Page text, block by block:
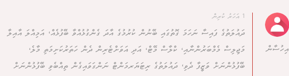
އިހުސާން
1 އަހަރު ކުރިން
ދައުލަތުގެ ފައިސާ ނަހަމަ ގޮތުގައި ބޭނުން ކުރުމުގެ އާދަ ގެންގުޅުއްވާ ބޭފުޅެއް، އަމިއްލަ އާއިލާ
މަޖިލިސް މެމްބަރުންނާއި، ކްލާސް މޭޓް، އަދި އަވަށްޓެރިން ދެން ހަތަރުކަށިމަތި މާލެ،
ބޭފުޅުންނަށް ވަޒީފާ ދެވި، ދައުލަތުގެ ރިޓަޔަރމަންޓް ނަންގަވައިގެން ތިއްބެވި ބޭފުޅުންނަށް